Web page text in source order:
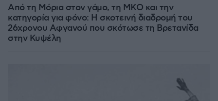
Από τη Μόρια στον γάμο, τη ΜΚΟ και την
κατηγορία για φόνο: Η σκοτεινή διαδρομή του
26χρονου Αφγανού που σκότωσε τη Βρετανίδα
στην Κυψέλη